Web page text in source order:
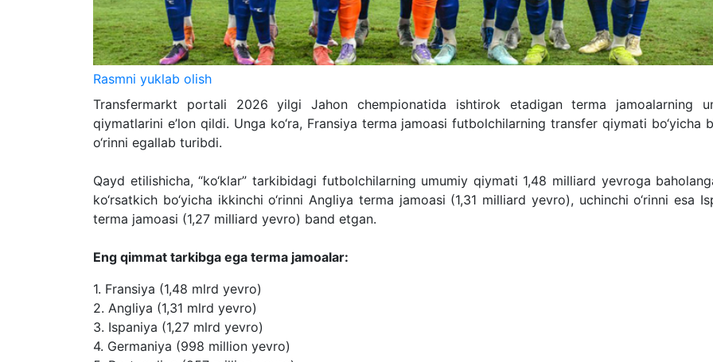
Rasmni yuklab olish
Transfermarkt portali 2026 yilgi Jahon chempionatida ishtirok etadigan terma jamoalarning
qiymatlarini e’lon qildi. Unga ko‘ra, Fransiya terma jamoasi futbolchilarning transfer qiymati bo‘yicha
o‘rinni egallab turibdi.
Qayd etilishicha, “ko‘klar” tarkibidagi futbolchilarning umumiy qiymati 1,48 milliard yevroga
ko‘rsatkich bo‘yicha ikkinchi o‘rinni Angliya terma jamoasi (1,31 milliard yevro), uchinchi o‘rinni esa
terma jamoasi (1,27 milliard yevro) band etgan.
Eng qimmat tarkibga ega terma jamoalar:
1. Fransiya (1,48 mlrd yevro)
2. Angliya (1,31 mlrd yevro)
3. Ispaniya (1,27 mlrd yevro)
4. Germaniya (998 million yevro)